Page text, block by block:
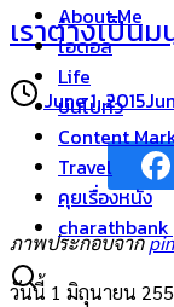
About Me
ไอดอล
Life
บ่นไปทั่ว
Content
Travel
คุยเรื่องหนัง
เราต่างเป็น
June 1, 2015
ภาพประกอบจาก
วันนี้ 1 มิถุนายน